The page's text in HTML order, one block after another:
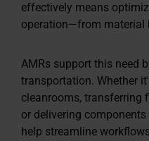
effectively means
operation—from material
AMRs support this need
transportation. Whether
cleanrooms, transferring
or delivering
help streamline